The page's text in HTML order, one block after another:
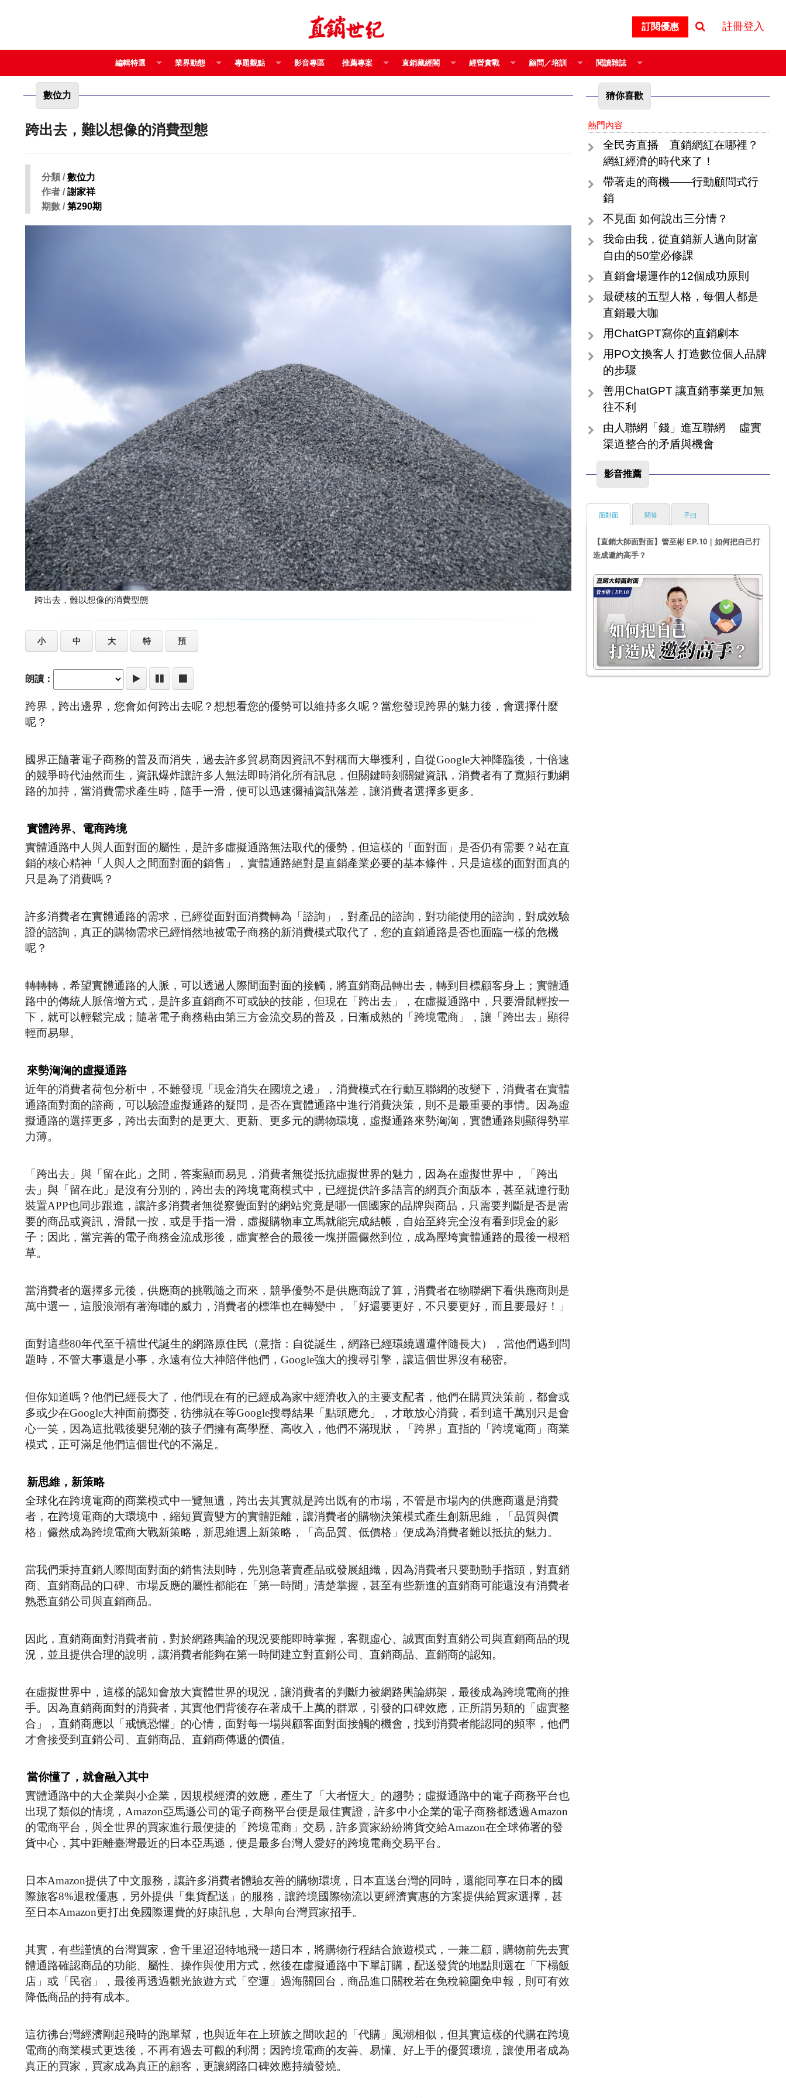
訂閱優惠 註冊登入
編輯特選 業界動態 專題觀點 影音專區 推薦專案 直銷藏經閣 經營實戰 顧問／培訓 閱讀雜誌
數位力
跨出去，難以想像的消費型態
分類 /數位力
作者 /謝家祥
期數 /第290期
跨出去，難以想像的消費型態
小 中 大 特 預
朗讀：
跨界，跨出邊界，您會如何跨出去呢？想想看您的優勢可以維持多久呢？當您發現跨界的魅力後，會選擇什麼
呢？
國界正隨著電子商務的普及而消失，過去許多貿易商因資訊不對稱而大舉獲利，自從Google大神降臨後，十倍速
的競爭時代油然而生，資訊爆炸讓許多人無法即時消化所有訊息，但關鍵時刻關鍵資訊，消費者有了寬頻行動網
路的加持，當消費需求產生時，隨手一滑，便可以迅速彌補資訊落差，讓消費者選擇多更多。
實體跨界、電商跨境
實體通路中人與人面對面的屬性，是許多虛擬通路無法取代的優勢，但這樣的「面對面」是否仍有需要？站在直
銷的核心精神「人與人之間面對面的銷售」，實體通路絕對是直銷產業必要的基本條件，只是這樣的面對面真的
只是為了消費嗎？
許多消費者在實體通路的需求，已經從面對面消費轉為「諮詢」，對產品的諮詢，對功能使用的諮詢，對成效驗
證的諮詢，真正的購物需求已經悄然地被電子商務的新消費模式取代了，您的直銷通路是否也面臨一樣的危機
呢？
轉轉轉，希望實體通路的人脈，可以透過人際間面對面的接觸，將直銷商品轉出去，轉到目標顧客身上；實體通
路中的傳統人脈倍增方式，是許多直銷商不可或缺的技能，但現在「跨出去」，在虛擬通路中，只要滑鼠輕按一
下，就可以輕鬆完成；隨著電子商務藉由第三方金流交易的普及，日漸成熟的「跨境電商」，讓「跨出去」顯得
輕而易舉。
來勢洶洶的虛擬通路
近年的消費者荷包分析中，不難發現「現金消失在國境之邊」，消費模式在行動互聯網的改變下，消費者在實體
通路面對面的諮商，可以驗證虛擬通路的疑問，是否在實體通路中進行消費決策，則不是最重要的事情。因為虛
擬通路的選擇更多，跨出去面對的是更大、更新、更多元的購物環境，虛擬通路來勢洶洶，實體通路則顯得勢單
力薄。
「跨出去」與「留在此」之間，答案顯而易見，消費者無從抵抗虛擬世界的魅力，因為在虛擬世界中，「跨出
去」與「留在此」是沒有分別的，跨出去的跨境電商模式中，已經提供許多語言的網頁介面版本，甚至就連行動
裝置APP也同步跟進，讓許多消費者無從察覺面對的網站究竟是哪一個國家的品牌與商品，只需要判斷是否是需
要的商品或資訊，滑鼠一按，或是手指一滑，虛擬購物車立馬就能完成結帳，自始至終完全沒有看到現金的影
子；因此，當完善的電子商務金流成形後，虛實整合的最後一塊拼圖儼然到位，成為壓垮實體通路的最後一根稻
草。
當消費者的選擇多元後，供應商的挑戰隨之而來，競爭優勢不是供應商說了算，消費者在物聯網下看供應商則是
萬中選一，這股浪潮有著海嘯的威力，消費者的標準也在轉變中，「好還要更好，不只要更好，而且要最好！」
面對這些80年代至千禧世代誕生的網路原住民（意指：自從誕生，網路已經環繞週遭伴隨長大），當他們遇到問
題時，不管大事還是小事，永遠有位大神陪伴他們，Google強大的搜尋引擎，讓這個世界沒有秘密。
但你知道嗎？他們已經長大了，他們現在有的已經成為家中經濟收入的主要支配者，他們在購買決策前，都會或
多或少在Google大神面前擲茭，彷彿就在等Google搜尋結果「點頭應允」，才敢放心消費，看到這千萬別只是會
心一笑，因為這批戰後嬰兒潮的孩子們擁有高學歷、高收入，他們不滿現狀，「跨界」直指的「跨境電商」商業
模式，正可滿足他們這個世代的不滿足。
新思維，新策略
全球化在跨境電商的商業模式中一覽無遺，跨出去其實就是跨出既有的市場，不管是市場內的供應商還是消費
者，在跨境電商的大環境中，縮短買賣雙方的實體距離，讓消費者的購物決策模式產生創新思維，「品質與價
格」儼然成為跨境電商大戰新策略，新思維遇上新策略，「高品質、低價格」便成為消費者難以抵抗的魅力。
當我們秉持直銷人際間面對面的銷售法則時，先別急著賣產品或發展組織，因為消費者只要動動手指頭，對直銷
商、直銷商品的口碑、市場反應的屬性都能在「第一時間」清楚掌握，甚至有些新進的直銷商可能還沒有消費者
熟悉直銷公司與直銷商品。
因此，直銷商面對消費者前，對於網路輿論的現況要能即時掌握，客觀虛心、誠實面對直銷公司與直銷商品的現
況，並且提供合理的說明，讓消費者能夠在第一時間建立對直銷公司、直銷商品、直銷商的認知。
在虛擬世界中，這樣的認知會放大實體世界的現況，讓消費者的判斷力被網路輿論綁架，最後成為跨境電商的推
手。因為直銷商面對的消費者，其實他們背後存在著成千上萬的群眾，引發的口碑效應，正所謂另類的「虛實整
合」，直銷商應以「戒慎恐懼」的心情，面對每一場與顧客面對面接觸的機會，找到消費者能認同的頻率，他們
才會接受到直銷公司、直銷商品、直銷商傳遞的價值。
當你懂了，就會融入其中
實體通路中的大企業與小企業，因規模經濟的效應，產生了「大者恆大」的趨勢；虛擬通路中的電子商務平台也
出現了類似的情境，Amazon亞馬遜公司的電子商務平台便是最佳實證，許多中小企業的電子商務都透過Amazon
的電商平台，與全世界的買家進行最便捷的「跨境電商」交易，許多賣家紛紛將貨交給Amazon在全球佈署的發
貨中心，其中距離臺灣最近的日本亞馬遜，便是最多台灣人愛好的跨境電商交易平台。
日本Amazon提供了中文服務，讓許多消費者體驗友善的購物環境，日本直送台灣的同時，還能同享在日本的國
際旅客8%退稅優惠，另外提供「集貨配送」的服務，讓跨境國際物流以更經濟實惠的方案提供給買家選擇，甚
至日本Amazon更打出免國際運費的好康訊息，大舉向台灣買家招手。
其實，有些謹慎的台灣買家，會千里迢迢特地飛一趟日本，將購物行程結合旅遊模式，一兼二顧，購物前先去實
體通路確認商品的功能、屬性、操作與使用方式，然後在虛擬通路中下單訂購，配送發貨的地點則選在「下榻飯
店」或「民宿」，最後再透過觀光旅遊方式「空運」過海關回台，商品進口關稅若在免稅範圍免申報，則可有效
降低商品的持有成本。
這彷彿台灣經濟剛起飛時的跑單幫，也與近年在上班族之間吹起的「代購」風潮相似，但其實這樣的代購在跨境
電商的商業模式更迭後，不再有過去可觀的利潤；因跨境電商的友善、易懂、好上手的優質環境，讓使用者成為
真正的買家，買家成為真正的顧客，更讓網路口碑效應持續發燒。
猜你喜歡
熱門內容
全民夯直播 直銷網紅在哪裡？
網紅經濟的時代來了！
帶著走的商機——行動顧問式行
銷
不見面 如何說出三分情？
我命由我，從直銷新人邁向財富
自由的50堂必修課
直銷會場運作的12個成功原則
最硬核的五型人格，每個人都是
直銷最大咖
用ChatGPT寫你的直銷劇本
用PO文換客人 打造數位個人品牌
的步驟
善用ChatGPT 讓直銷事業更加無
往不利
由人聯網「錢」進互聯網 虛實
渠道整合的矛盾與機會
影音推薦
面對面
【直銷大師面對面】管至彬 EP.10｜如何把自己打
造成邀約高手？
問答 子曰